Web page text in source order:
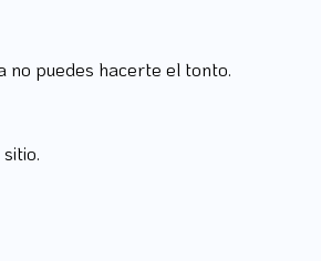
no puedes hacerte el tonto.